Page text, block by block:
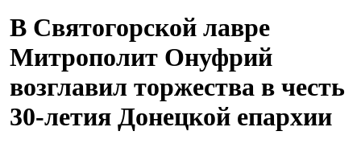
В Святогорской лавре
Митрополит Онуфрий
возглавил торжества в честь
30-летия Донецкой епархии